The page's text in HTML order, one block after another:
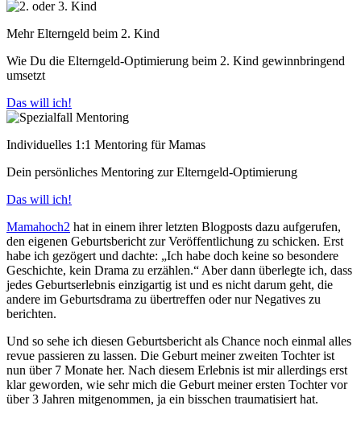
Mehr Elterngeld beim 2. Kind
Wie Du die Elterngeld-Optimierung beim 2. Kind gewinnbringend
umsetzt
Das will ich!
Individuelles 1:1 Mentoring für Mamas
Dein persönliches Mentoring zur Elterngeld-Optimierung
Das will ich!
Mamahoch2 hat in einem ihrer letzten Blogposts dazu aufgerufen,
den eigenen Geburtsbericht zur Veröffentlichung zu schicken. Erst
habe ich gezögert und dachte: „Ich habe doch keine so besondere
Geschichte, kein Drama zu erzählen.“ Aber dann überlegte ich, dass
jedes Geburtserlebnis einzigartig ist und es nicht darum geht, die
andere im Geburtsdrama zu übertreffen oder nur Negatives zu
berichten.
Und so sehe ich diesen Geburtsbericht als Chance noch einmal alles
revue passieren zu lassen. Die Geburt meiner zweiten Tochter ist
nun über 7 Monate her. Nach diesem Erlebnis ist mir allerdings erst
klar geworden, wie sehr mich die Geburt meiner ersten Tochter vor
über 3 Jahren mitgenommen, ja ein bisschen traumatisiert hat.